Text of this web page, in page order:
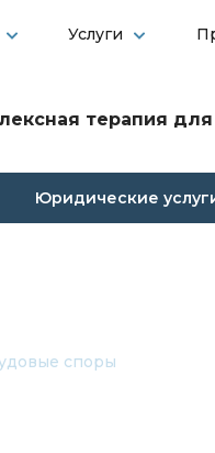
Услуги
терапия для
Юридические
споры